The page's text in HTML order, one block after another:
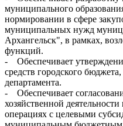
муниципального
нормировании в сфере
муниципальных нужд
Архангельск", в рамках,
функций.
- Обеспечивает
средств городского
департамента.
- Обеспечивает
хозяйственной
операциях с целевыми